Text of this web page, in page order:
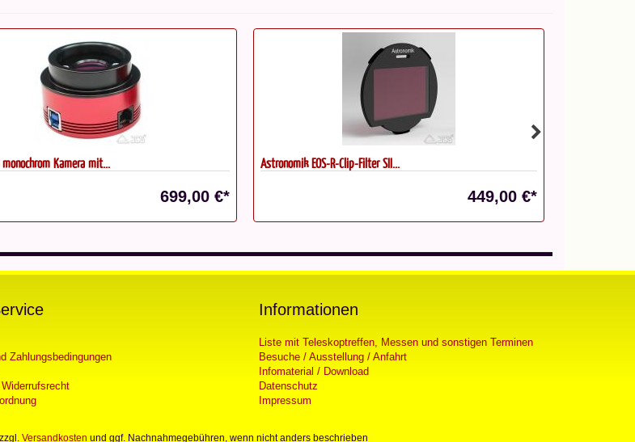
Kamera mit...
699,00 €*
Astronomik EOS-R-Clip-Filter SII...
449,00 €*
Zahlungsbedingungen
Informationen
Liste mit Teleskoptreffen, Messen und sonstigen Terminen
Besuche / Ausstellung / Anfahrt
Infomaterial / Download
Datenschutz
Impressum
Versandkosten und ggf. Nachnahmegebühren, wenn nicht anders beschrieben